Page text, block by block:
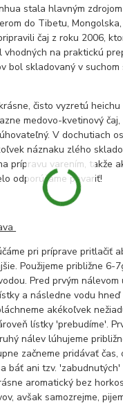
stala hlavným
do Tibetu,
čaj z roku 2006,
vhodných na praktickú
bol skladovaný v suchom
čisto vyzretú heichu
medovo-kvetinový
V dochutiach
náznaku zlého
prípravu varením, takže
odporúčame povariť!
pri príprave pritlačiť
Použijeme približne 6-
Pred prvým nálevom
a následne vodu hneď
akékoľvek
lístky 'prebudíme'.
nálev lúhujeme
začneme pridávať čas,
báť ani tzv. 'zabudnutých'
aromatický bez
avšak samozrejme,